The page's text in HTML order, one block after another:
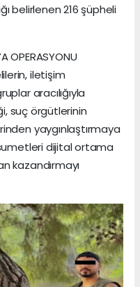
belirlenen 216 şüpheli
OPERASYONU
iletişim
aracılığıyla
suç örgütlerinin
yaygınlaştırmaya
dijital ortama
kazandırmayı